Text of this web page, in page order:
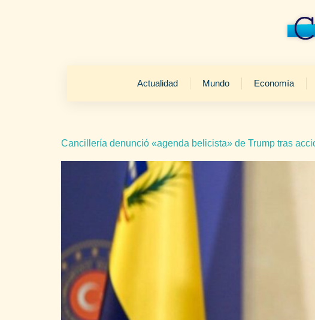
Actualidad Mundo Economía
Cancillería denunció «agenda belicista» de Trump tras